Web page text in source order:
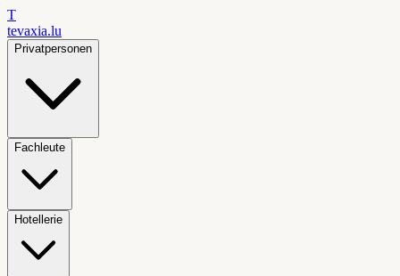
T
tevaxia.lu
Privatpersonen
Fachleute
Hotellerie